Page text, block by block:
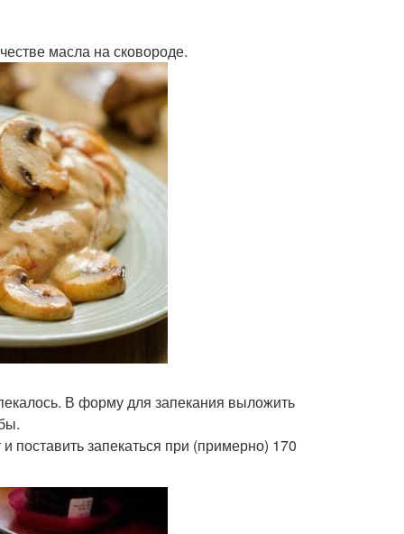
масла на сковороде.
В форму для запекания выложить
поставить запекаться при (примерно) 170